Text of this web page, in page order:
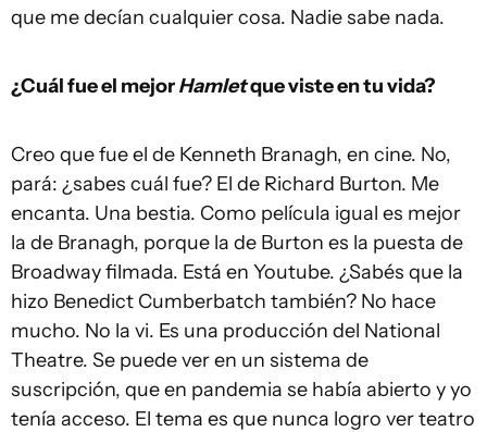
que me decían cualquier cosa. Nadie sabe nada.
¿Cuál fue el mejorHamletque viste en tu vida?
Creo que fue el de Kenneth Branagh, en cine. No,
pará: ¿sabes cuál fue? El de Richard Burton. Me
encanta. Una bestia. Como película igual es mejor
la de Branagh, porque la de Burton es la puesta de
Broadway filmada. Está en Youtube. ¿Sabés que la
hizo Benedict Cumberbatch también? No hace
mucho. No la vi. Es una producción del National
Theatre. Se puede ver en un sistema de
suscripción, que en pandemia se había abierto y yo
tenía acceso. El tema es que nunca logro ver teatro